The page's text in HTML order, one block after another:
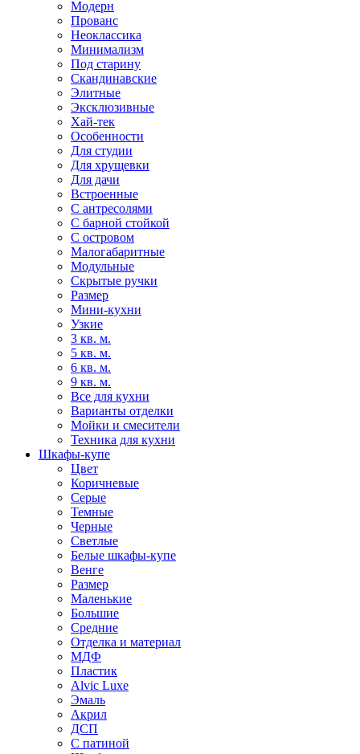
Модерн
Прованс
Неоклассика
Минимализм
Под старину
Скандинавские
Элитные
Эксклюзивные
Хай-тек
Особенности
Для студии
Для хрущевки
Для дачи
Встроенные
С антресолями
С барной стойкой
С островом
Малогабаритные
Модульные
Скрытые ручки
Размер
Мини-кухни
Узкие
3 кв. м.
5 кв. м.
6 кв. м.
9 кв. м.
Все для кухни
Варианты отделки
Мойки и смесители
Техника для кухни
Шкафы-купе
Цвет
Коричневые
Серые
Темные
Черные
Светлые
Белые шкафы-купе
Венге
Размер
Маленькие
Большие
Средние
Отделка и материал
МДФ
Пластик
Alvic Luxe
Эмаль
Акрил
ДСП
С патиной